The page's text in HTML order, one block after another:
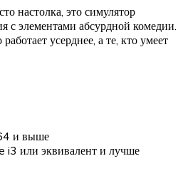
настолка, это симулятор
с элементами абсурдной комедии.
усерднее, а те, кто умеет
и выше
i3 или эквивалент и лучше